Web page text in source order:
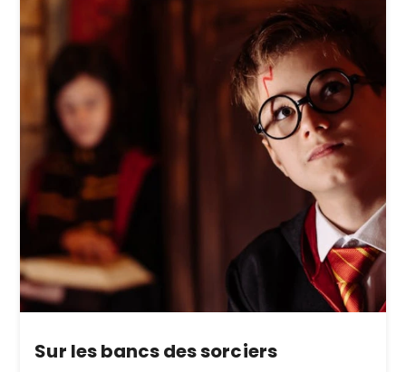
Sur les bancs des sorciers